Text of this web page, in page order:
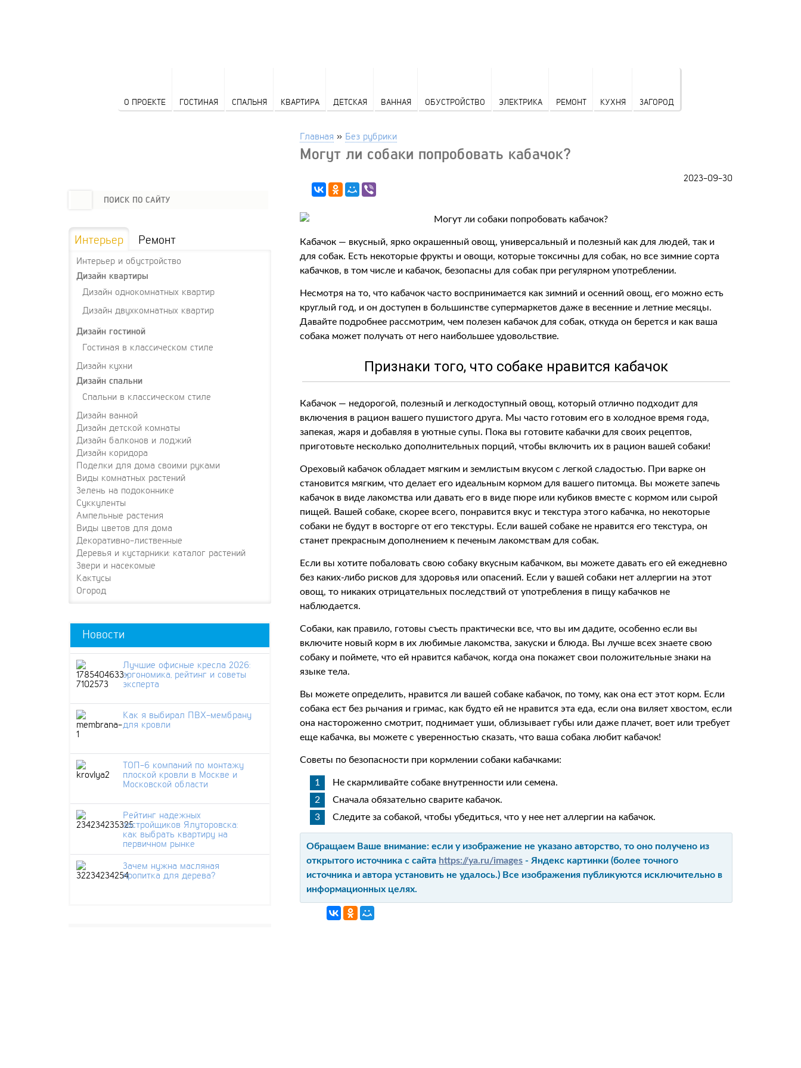
О ПРОЕКТЕ ГОСТИНАЯ СПАЛЬНЯ КВАРТИРА ДЕТСКАЯ ВАННАЯ ОБУСТРОЙСТВО ЭЛЕКТРИКА РЕМОНТ КУХНЯ ЗАГОРОД
Главная » Без рубрики
Могут ли собаки попробовать кабачок?
2023-09-30
Кабачок — вкусный, ярко окрашенный овощ, универсальный и полезный как для людей, так и
для собак. Есть некоторые фрукты и овощи, которые токсичны для собак, но все зимние сорта
кабачков, в том числе и кабачок, безопасны для собак при регулярном употреблении.
Несмотря на то, что кабачок часто воспринимается как зимний и осенний овощ, его можно есть
круглый год, и он доступен в большинстве супермаркетов даже в весенние и летние месяцы.
Давайте подробнее рассмотрим, чем полезен кабачок для собак, откуда он берется и как ваша
собака может получать от него наибольшее удовольствие.
Признаки того, что собаке нравится кабачок
Кабачок — недорогой, полезный и легкодоступный овощ, который отлично подходит для
включения в рацион вашего пушистого друга. Мы часто готовим его в холодное время года,
запекая, жаря и добавляя в уютные супы. Пока вы готовите кабачки для своих рецептов,
приготовьте несколько дополнительных порций, чтобы включить их в рацион вашей собаки!
Ореховый кабачок обладает мягким и землистым вкусом с легкой сладостью. При варке он
становится мягким, что делает его идеальным кормом для вашего питомца. Вы можете запечь
кабачок в виде лакомства или давать его в виде пюре или кубиков вместе с кормом или сырой
пищей. Вашей собаке, скорее всего, понравится вкус и текстура этого кабачка, но некоторые
собаки не будут в восторге от его текстуры. Если вашей собаке не нравится его текстура, он
станет прекрасным дополнением к печеным лакомствам для собак.
Если вы хотите побаловать свою собаку вкусным кабачком, вы можете давать его ей ежедневно
без каких-либо рисков для здоровья или опасений. Если у вашей собаки нет аллергии на этот
овощ, то никаких отрицательных последствий от употребления в пищу кабачков не
наблюдается.
Собаки, как правило, готовы съесть практически все, что вы им дадите, особенно если вы
включите новый корм в их любимые лакомства, закуски и блюда. Вы лучше всех знаете свою
собаку и поймете, что ей нравится кабачок, когда она покажет свои положительные знаки на
языке тела.
Вы можете определить, нравится ли вашей собаке кабачок, по тому, как она ест этот корм. Если
собака ест без рычания и гримас, как будто ей не нравится эта еда, если она виляет хвостом, если
она настороженно смотрит, поднимает уши, облизывает губы или даже плачет, воет или требует
еще кабачка, вы можете с уверенностью сказать, что ваша собака любит кабачок!
Советы по безопасности при кормлении собаки кабачками:
Не скармливайте собаке внутренности или семена.
Сначала обязательно сварите кабачок.
Следите за собакой, чтобы убедиться, что у нее нет аллергии на кабачок.
Обращаем Ваше внимание: если у изображение не указано авторство, то оно получено из
открытого источника с сайта https://ya.ru/images - Яндекс картинки (более точного
источника и автора установить не удалось.) Все изображения публикуются исключительно в
информационных целях.
Интерьер Ремонт
Интерьер и обустройство
Дизайн квартиры
Дизайн однокомнатных квартир
Дизайн двухкомнатных квартир
Дизайн гостиной
Гостиная в классическом стиле
Дизайн кухни
Дизайн спальни
Спальни в классическом стиле
Дизайн ванной
Дизайн детской комнаты
Дизайн балконов и лоджий
Дизайн коридора
Поделки для дома своими руками
Виды комнатных растений
Зелень на подоконнике
Суккуленты
Ампельные растения
Виды цветов для дома
Декоративно-лиственные
Деревья и кустарники: каталог растений
Звери и насекомые
Кактусы
Огород
Новости
Лучшие офисные кресла 2026:
эргономика, рейтинг и советы
эксперта
Как я выбирал ПВХ-мембрану
для кровли
ТОП-6 компаний по монтажу
плоской кровли в Москве и
Московской области
Рейтинг надежных
застройщиков Ялуторовска:
как выбрать квартиру на
первичном рынке
Зачем нужна масляная
пропитка для дерева?